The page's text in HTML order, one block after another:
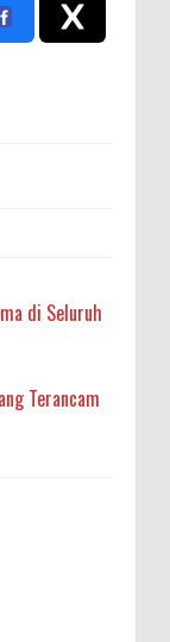
di Seluruh
Terancam